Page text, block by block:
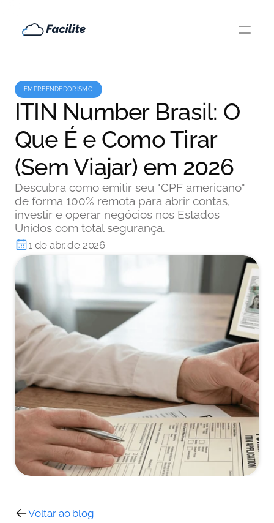
EMPREENDEDORISMO
ITIN Number Brasil: O
Que É e Como Tirar
(Sem Viajar) em 2026
Descubra como emitir seu "CPF americano"
de forma 100% remota para abrir contas,
investir e operar negócios nos Estados
Unidos com total segurança.
1 de abr. de 2026
Voltar ao blog